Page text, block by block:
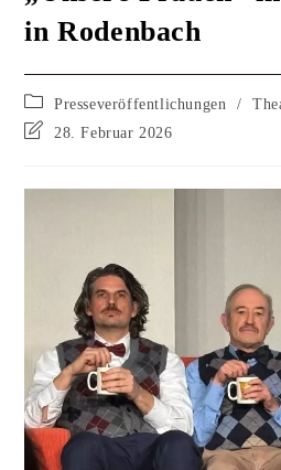
in Rodenbach
Presseveröffentlichungen /
28. Februar 2026